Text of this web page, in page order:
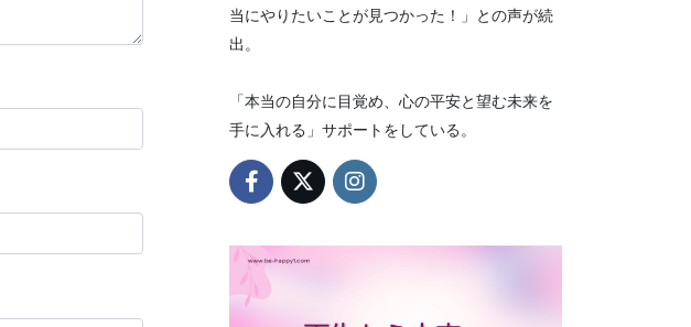
当にやりたいことが見つかった！」との声が続
出。
「本当の自分に目覚め、心の平安と望む未来を
手に入れる」サポートをしている。